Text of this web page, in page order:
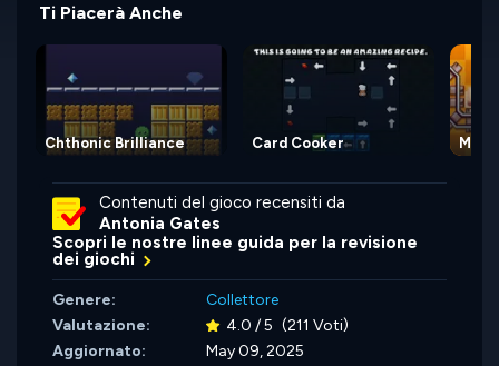
Ti Piacerà Anche
Chthonic Brilliance Card Cooker
Contenuti del gioco recensiti da
Antonia Gates
Scopri le nostre linee guida per la revisione
dei giochi
Genere:
Collettore
Valutazione:
4.0 / 5 (211 Voti)
Aggiornato:
May 09, 2025